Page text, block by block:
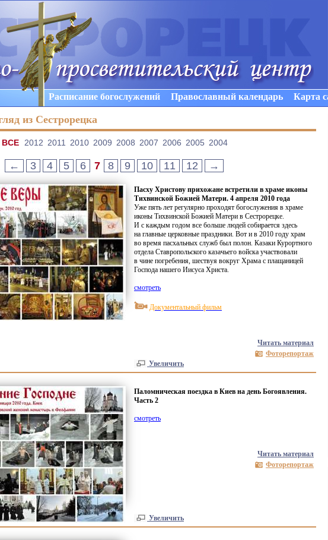
Расписание богослужений Православный календарь Карта
из Сестрорецка
ВCE 2012 2011 2010 2009 2008 2007 2006 2005 2004
← 3 4 5 6 7 8 9 10 11 12 →
Пасху Христову прихожане встретили в храме иконы
Тихвинской Божией Матери. 4 апреля 2010 года
Уже пять лет регулярно проходят богослужения в храме
иконы Тихвинской Божией Матери в Сестрорецке.
И с каждым годом все больше людей собирается здесь
на главные церковные праздники. Вот и в 2010 году храм
во время пасхальных служб был полон. Казаки Курортного
отдела Ставропольского казачьего войска участвовали
в чине погребения, шествуя вокруг Храма с плащаницей
Господа нашего Иисуса Христа.
смотреть
Документальный фильм
Читать материал
Фоторепортаж
Увеличить
Паломническая поездка в Киев на день Богоявления.
Часть 2
смотреть
Читать материал
Фоторепортаж
Увеличить